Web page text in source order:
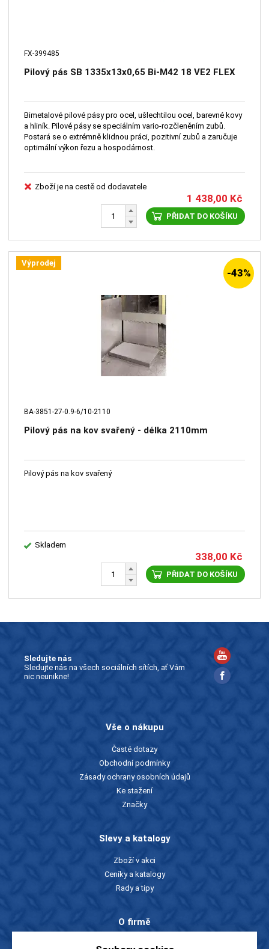
FX-399485
Pilový pás SB 1335x13x0,65 Bi-M42 18 VE2 FLEX
Bimetalové pilové pásy pro ocel, ušlechtilou ocel, barevné kovy
a hliník. Pilové pásy se speciálním vario-rozčleněním zubů.
Postará se o extrémně klidnou práci, pozitivní zubů a zaručuje
optimální výkon řezu a hospodárnost.
Zboží je na cestě od dodavatele
1 438,00 Kč
PŘIDAT DO KOŠÍKU
Výprodej
-43%
BA-3851-27-0.9-6/10-2110
Pilový pás na kov svařený - délka 2110mm
Pilový pás na kov svařený
Skladem
338,00 Kč
PŘIDAT DO KOŠÍKU
Sledujte nás
Sledujte nás na všech sociálních sítích, ať Vám
nic neunikne!
Vše o nákupu
Časté dotazy
Obchodní podmínky
Zásady ochrany osobních údajů
Ke stažení
Značky
Slevy a katalogy
Zboží v akci
Ceníky a katalogy
Rady a tipy
O firmě